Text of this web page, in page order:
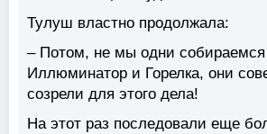
Тулуш властно продолжала:
– Потом, не мы одни
Иллюминатор и Горелка, они
созрели для этого дела!
На этот раз последовали еще